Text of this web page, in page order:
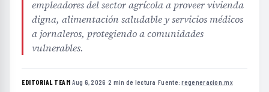
empleadores del sector agrícola a proveer vivienda
digna, alimentación saludable y servicios médicos
a jornaleros, protegiendo a comunidades
vulnerables.
EDITORIAL TEAM·Aug 6, 2026 ·2 min de lectura ·Fuente:regeneracion.mx